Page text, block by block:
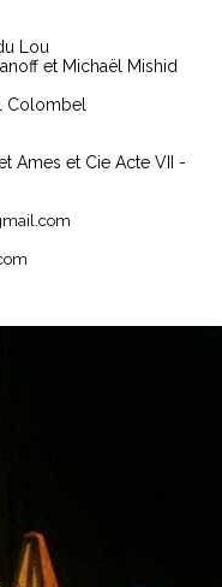
Lou
et Michaël Mishid
Colombel
Ames et Cie Acte VII -